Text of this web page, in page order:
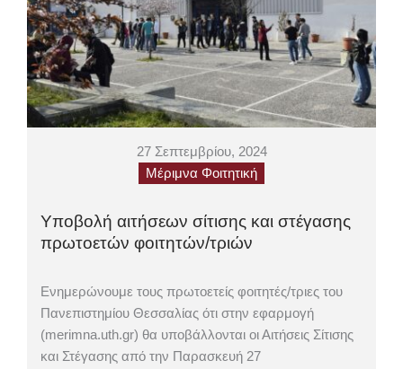
27 Σεπτεμβρίου, 2024
Μέριμνα Φοιτητική
Υποβολή αιτήσεων σίτισης και στέγασης
πρωτοετών φοιτητών/τριών
Ενημερώνουμε τους πρωτοετείς φοιτητές/τριες του
Πανεπιστημίου Θεσσαλίας ότι στην εφαρμογή
(merimna.uth.gr) θα υποβάλλονται οι Αιτήσεις Σίτισης
και Στέγασης από την Παρασκευή 27